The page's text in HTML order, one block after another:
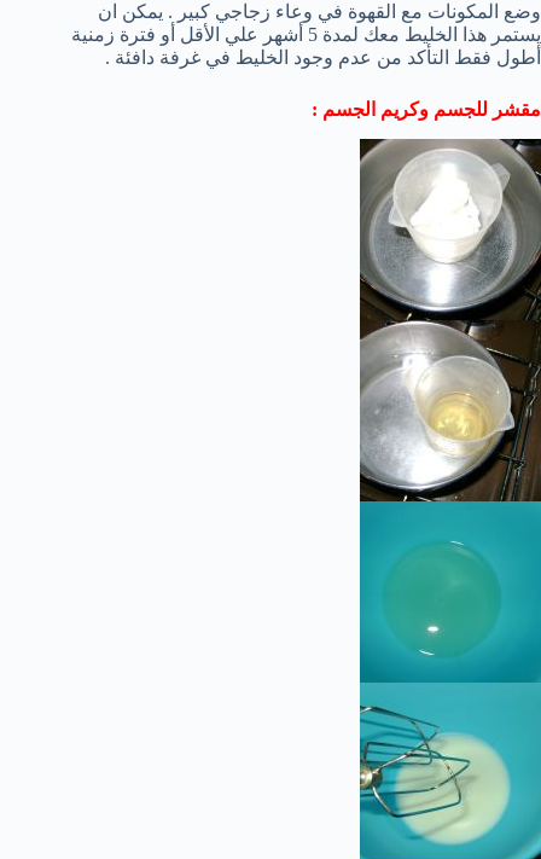
وضع المكونات مع القهوة في وعاء زجاجي كبير . يمكن ان
يستمر هذا الخليط معك لمدة 5 أشهر علي الأقل أو فترة زمنية
أطول فقط التأكد من عدم وجود الخليط في غرفة دافئة .
مقشر للجسم وكريم الجسم :